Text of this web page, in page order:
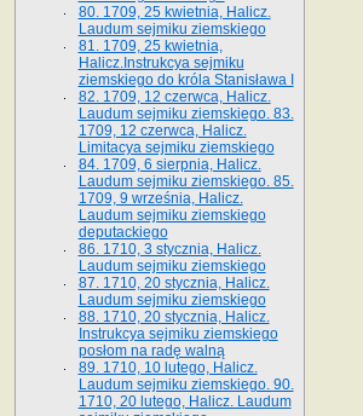
80. 1709, 25 kwietnia, Halicz.
Laudum sejmiku ziemskiego
81. 1709, 25 kwietnia,
Halicz.Instrukcya sejmiku
ziemskiego do króla Stanisława I
82. 1709, 12 czerwca, Halicz.
Laudum sejmiku ziemskiego. 83.
1709, 12 czerwca, Halicz.
Limitacya sejmiku ziemskiego
84. 1709, 6 sierpnia, Halicz.
Laudum sejmiku ziemskiego. 85.
1709, 9 września, Halicz.
Laudum sejmiku ziemskiego
deputackiego
86. 1710, 3 stycznia, Halicz.
Laudum sejmiku ziemskiego
87. 1710, 20 stycznia, Halicz.
Laudum sejmiku ziemskiego
88. 1710, 20 stycznia, Halicz.
Instrukcya sejmiku ziemskiego
posłom na radę walną
89. 1710, 10 lutego, Halicz.
Laudum sejmiku ziemskiego. 90.
1710, 20 lutego, Halicz. Laudum